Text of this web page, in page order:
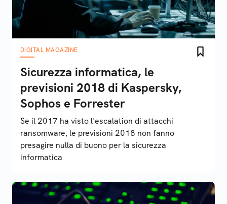
DIGITAL MAGAZINE
Sicurezza informatica, le
previsioni 2018 di Kaspersky,
Sophos e Forrester
Se il 2017 ha visto l'escalation di attacchi
ransomware, le previsioni 2018 non fanno
presagire nulla di buono per la sicurezza
informatica